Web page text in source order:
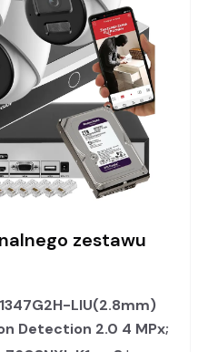
zestawu
LIU(2.8mm)
Detection 2.0 4 MPx;